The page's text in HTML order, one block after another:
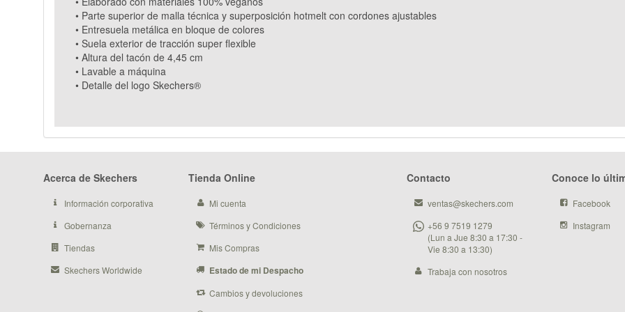
• Parte superior de malla técnica y superposición hotmelt con cordones ajustables
• Entresuela metálica en bloque de colores
• Suela exterior de tracción super flexible
• Altura del tacón de 4,45 cm
• Lavable a máquina
• Detalle del logo Skechers®
Acerca de Skechers
Información corporativa
Gobernanza
Tiendas
Skechers Worldwide
Tienda Online
Mi cuenta
Términos y Condiciones
Mis Compras
Estado de mi Despacho
Cambios y devoluciones
Contacto
ventas@skechers.com
+56 9 7519 1279
(Lun a Jue 8:30 a 17:30 -
Vie 8:30 a 13:30)
Trabaja con nosotros
Conoce lo
Facebook
Instagram